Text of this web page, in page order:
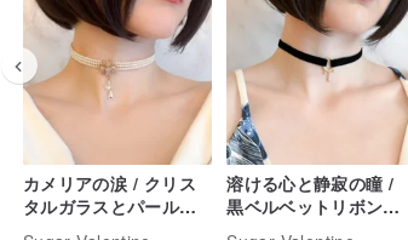
カメリアの涙 / クリス
タルガラスとパールの
３連のワイヤーチョー
溶ける心と静寂の瞳 /
黒ベルベットリボンの
シンプルチョーカー